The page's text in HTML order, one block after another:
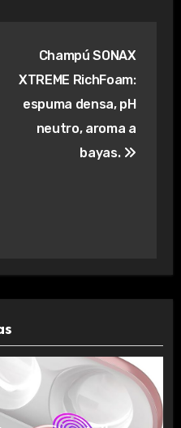
Champú SONAX
XTREME RichFoam:
espuma densa, pH
neutro, aroma a
bayas.